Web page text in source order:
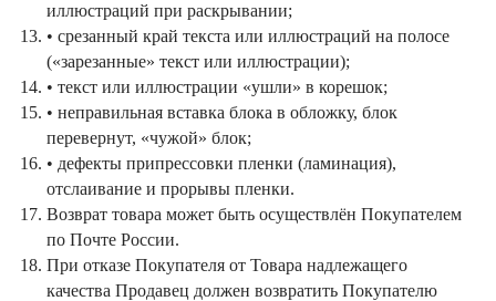
иллюстраций при раскрывании;
• срезанный край текста или иллюстраций на полосе
(«зарезанные» текст или иллюстрации);
• текст или иллюстрации «ушли» в корешок;
• неправильная вставка блока в обложку, блок
перевернут, «чужой» блок;
• дефекты припрессовки пленки (ламинация),
отслаивание и прорывы пленки.
Возврат товара может быть осуществлён Покупателем
по Почте России.
При отказе Покупателя от Товара надлежащего
качества Продавец должен возвратить Покупателю